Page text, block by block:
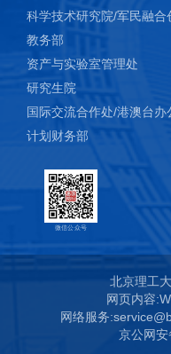
科学技术研究院/军民融合
教务部
资产与实验室管理处
研究生院
国际交流合作处/港澳台办
计划财务部
微信公众号
北京理工
网页内容
网络服务
京公网